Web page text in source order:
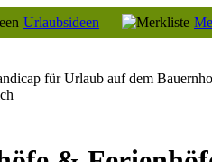
Urlaubsideen
für Urlaub auf dem